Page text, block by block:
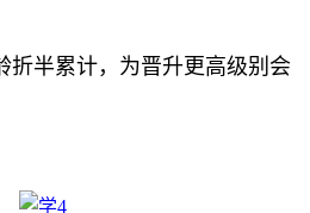
折半累计，为晋升更高级别会